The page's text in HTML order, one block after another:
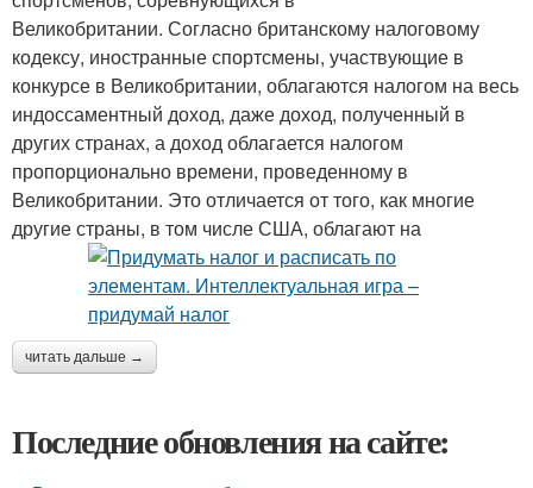
Великобритании. Согласно британскому налоговому
кодексу, иностранные спортсмены, участвующие в
конкурсе в Великобритании, облагаются налогом на весь
индоссаментный доход, даже доход, полученный в
других странах, а доход облагается налогом
пропорционально времени, проведенному в
Великобритании. Это отличается от того, как многие
другие страны, в том числе США, облагают на
читать дальше →
Последние обновления на сайте: